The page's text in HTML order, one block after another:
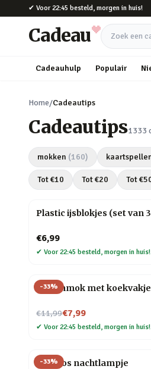
Naar hoofdinhoud
✔ Voor 22:45 besteld, morgen in huis!
Cadeau Zoek een
Cadeauhulp Populair
Home/Cadeautips
Cadeautips1333
mokken (160)
Tot €10 Tot €20 Tot €
Plastic ijsblokjes (set van
€6,99
✔ Voor 22:45 besteld, morgen in huis!
-33%
Dierenmok met
€11,99
Nu voor€7,99
✔ Voor 22:45 besteld, morgen in huis!
-33%
Mini vos nachtlampje